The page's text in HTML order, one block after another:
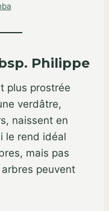
Philippe
plus prostrée
verdâtre,
naissent en
le rend idéal
mais pas
peuvent